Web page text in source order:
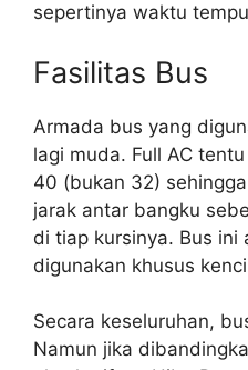
sepertinya waktu
Fasilitas Bus
Armada bus yang
lagi muda. Full AC
40 (bukan 32)
jarak antar bangku
di tiap kursinya. Bus ini
digunakan khusus
Secara keseluruhan,
Namun jika